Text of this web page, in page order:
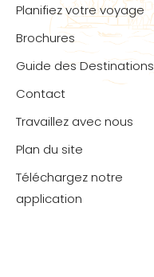
Planifiez votre voyage
Brochures
Guide des Destinations
Contact
Travaillez avec nous
Plan du site
Téléchargez notre
application